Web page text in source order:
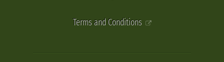
Terms and Conditions